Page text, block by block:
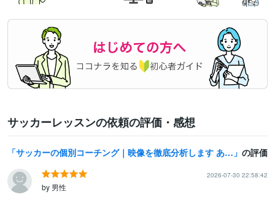
サッカーレッスンの依頼の評価・感想
サッカーの個別コーチング｜映像を徹底分析します あなたの強みを活かした、次の一歩を一緒に見つけます。 の評価
2026-07-30 22:58:42
by 男性